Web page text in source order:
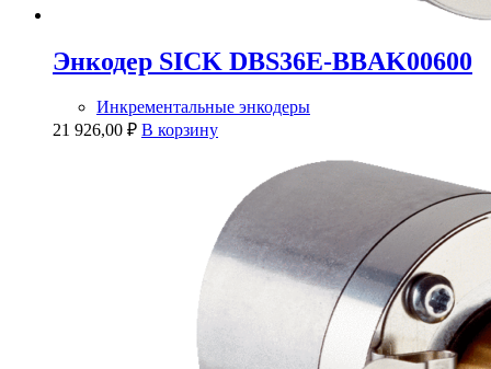
Энкодер SICK DBS36E-BBAK00600
Инкрементальные энкодеры
21 926,00 ₽ В корзину